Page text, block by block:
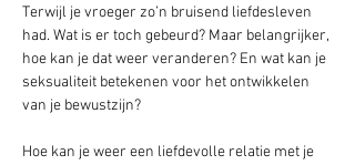
Terwijl je vroeger zo’n bruisend liefdesleven
had. Wat is er toch gebeurd? Maar belangrijker,
hoe kan je dat weer veranderen? En wat kan je
seksualiteit betekenen voor het ontwikkelen
van je bewustzijn?
Hoe kan je weer een liefdevolle relatie met je